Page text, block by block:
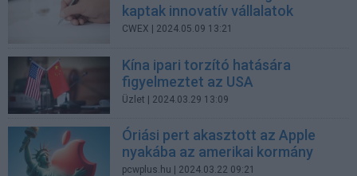
kaptak innovatív vállalatok
CWEX | 2024.05.09 13:21
Kína ipari torzító hatására
figyelmeztet az USA
Üzlet | 2024.03.29 13:09
Óriási pert akasztott az Apple
nyakába az amerikai kormány
pcwplus.hu | 2024.03.22 09:21